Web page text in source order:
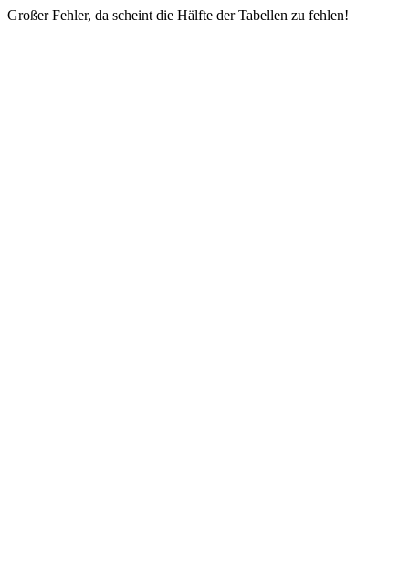
Großer Fehler, da scheint die Hälfte der Tabellen zu fehlen!